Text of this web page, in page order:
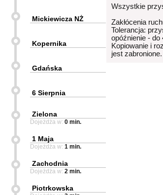
Wszystkie
Zakłócenia
Tolerancja:
opóźnienie - do
Kopiowanie i
jest zabronione.
Mickiewicza NŻ
Kopernika
Gdańska
6 Sierpnia
Zielona
Dojeżdża w: 0 min.
1 Maja
Dojeżdża w: 1 min.
Zachodnia
Dojeżdża w: 2 min.
Piotrkowska